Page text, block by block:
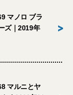
マノロ ブラ
ズ｜2019年
>
マルニとヤ